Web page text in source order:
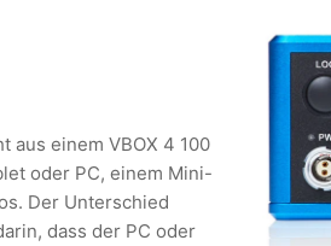
aus einem VBOX 4 100
oder PC, einem Mini-
Der Unterschied
dass der PC oder